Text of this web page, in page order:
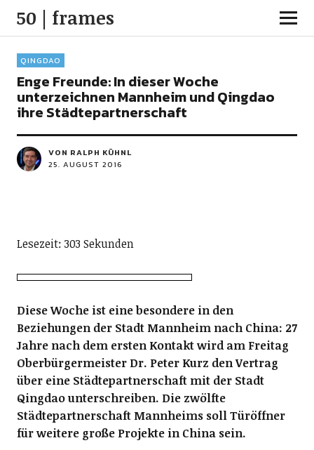
50 | frames
QINGDAO
Enge Freunde: In dieser Woche
unterzeichnen Mannheim und Qingdao
ihre Städtepartnerschaft
VON RALPH KÜHNL
25. AUGUST 2016
Lesezeit: 303 Sekunden
Diese Woche ist eine besondere in den
Beziehungen der Stadt Mannheim nach China: 27
Jahre nach dem ersten Kontakt wird am Freitag
Oberbürgermeister Dr. Peter Kurz den Vertrag
über eine Städtepartnerschaft mit der Stadt
Qingdao unterschreiben. Die zwölfte
Städtepartnerschaft Mannheims soll Türöffner
für weitere große Projekte in China sein.